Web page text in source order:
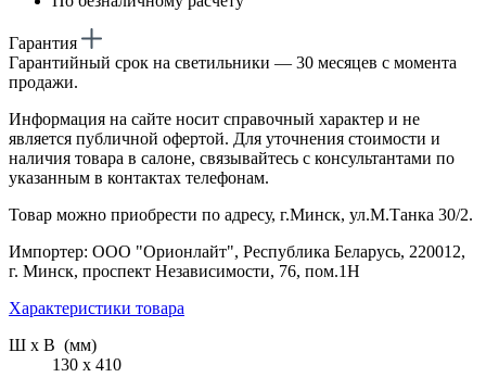
Гарантия
Гарантийный срок на светильники — 30 месяцев с момента
продажи.
Информация на сайте носит справочный характер и не
является публичной офертой. Для уточнения стоимости и
наличия товара в салоне, связывайтесь с консультантами по
указанным в контактах телефонам.
Товар можно приобрести по адресу, г.Минск, ул.М.Танка 30/2.
Импортер: ООО "Орионлайт", Республика Беларусь, 220012,
г. Минск, проспект Независимости, 76, пом.1Н
Характеристики товара
Ш х В (мм)
130 х 410